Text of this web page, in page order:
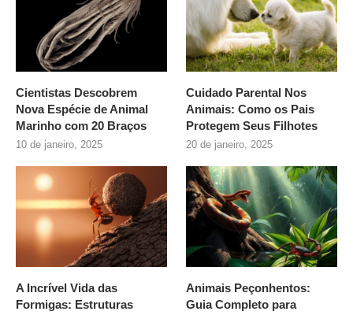
Cientistas Descobrem
Nova Espécie de Animal
Marinho com 20 Braços
10 de janeiro, 2025
Cuidado Parental Nos
Animais: Como os Pais
Protegem Seus Filhotes
20 de janeiro, 2025
A Incrível Vida das
Formigas: Estruturas
Animais Peçonhentos:
Guia Completo para